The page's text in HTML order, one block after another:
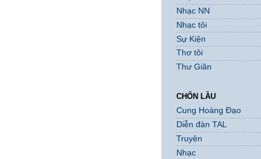
Nhạc NN
Nhạc tôi
Sự Kiện
Thơ tôi
Thư Giãn
CHỐN LẦU
Cung Hoàng Đạo
Diễn đàn TAL
Truyện
Nhạc